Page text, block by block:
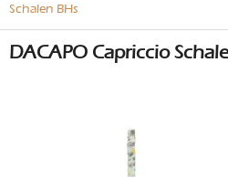
Schalen BHs
DACAPO Capriccio